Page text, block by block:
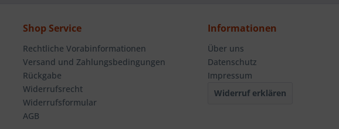
Shop Service
Rechtliche Vorabinformationen
Versand und Zahlungsbedingungen
Rückgabe
Widerrufsrecht
Widerrufsformular
AGB
Informationen
Über uns
Datenschutz
Impressum
Widerruf erklären